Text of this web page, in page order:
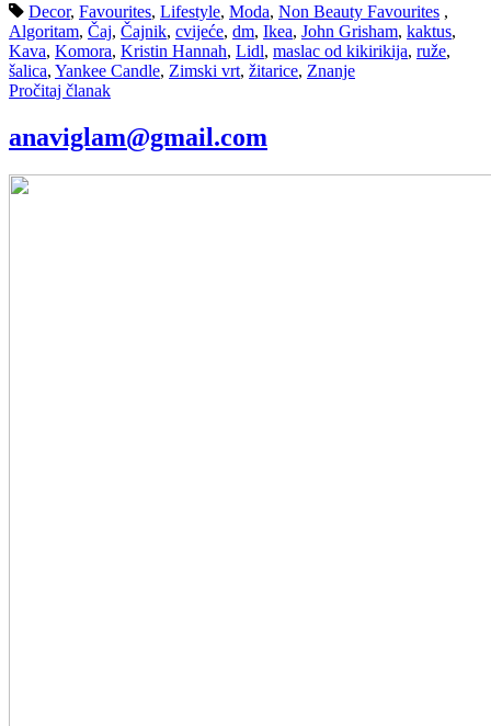
Decor, Favourites, Lifestyle, Moda, Non Beauty Favourites ,
Algoritam, Čaj, Čajnik, cvijeće, dm, Ikea, John Grisham, kaktus,
Kava, Komora, Kristin Hannah, Lidl, maslac od kikirikija, ruže,
šalica, Yankee Candle, Zimski vrt, žitarice, Znanje
Pročitaj članak
anaviglam@gmail.com